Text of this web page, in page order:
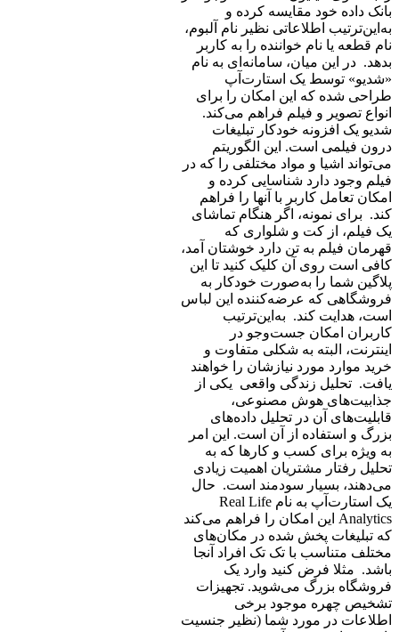
بانک داده خود مقایسه کرده و
به‌این‌ترتیب اطلاعاتی نظیر نام آلبوم،
نام قطعه یا نام خواننده را به کاربر
بدهد. در این میان، سامانه‌ای به نام
«شدیو» توسط یک استارت‌آپ
طراحی شده که این امکان را برای
انواع تصویر و فیلم فراهم می‌کند.
شدیو یک افزونه خودکار تبلیغات
درون فیلمی است. این الگوریتم
می‌تواند اشیا و مواد مختلفی را که در
فیلم وجود دارد شناسایی کرده و
امکان تعامل کاربر با آنها را فراهم
کند. برای نمونه، اگر هنگام تماشای
یک فیلم، از کت و شلواری که
قهرمان فیلم به تن دارد خوشتان آمد،
کافی است روی آن کلیک کنید تا این
پلاگین شما را به‌صورت خودکار به
فروشگاهی که عرضه‌کننده این لباس
است، هدایت کند. به‌این‌ترتیب
کاربران امکان جست‌وجو در
اینترنت، البته به شکلی متفاوت و
خرید موارد مورد نیازشان را خواهند
یافت. تحلیل زندگی واقعی یکی از
جذابیت‌های هوش مصنوعی،
قابلیت‌های آن در تحلیل داده‌های
بزرگ و استفاده از آن است. این امر
به ویژه برای کسب و کارها که به
تحلیل رفتار مشتریان اهمیت زیادی
می‌دهند، بسیار سودمند است.‌ حال
یک استارت‌آپ به نام Real Life
Analytics این امکان را فراهم می‌کند
که تبلیغات پخش شده در مکان‌های
مختلف متناسب با تک تک افراد آنجا
باشد. مثلا فرض کنید وارد یک
فروشگاه بزرگ می‌شوید. تجهیزات
تشخیص چهره موجود برخی
اطلاعات در مورد شما (نظیر جنسیت